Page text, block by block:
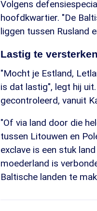
Volgens
hoofdkwartier. "De
liggen tussen Rusland
Lastig te versterken
"Mocht je Estland,
is dat lastig", legt hij
gecontroleerd, vanuit
"Of via land door die
tussen Litouwen en
exclave is een stuk
moederland is
Baltische landen te